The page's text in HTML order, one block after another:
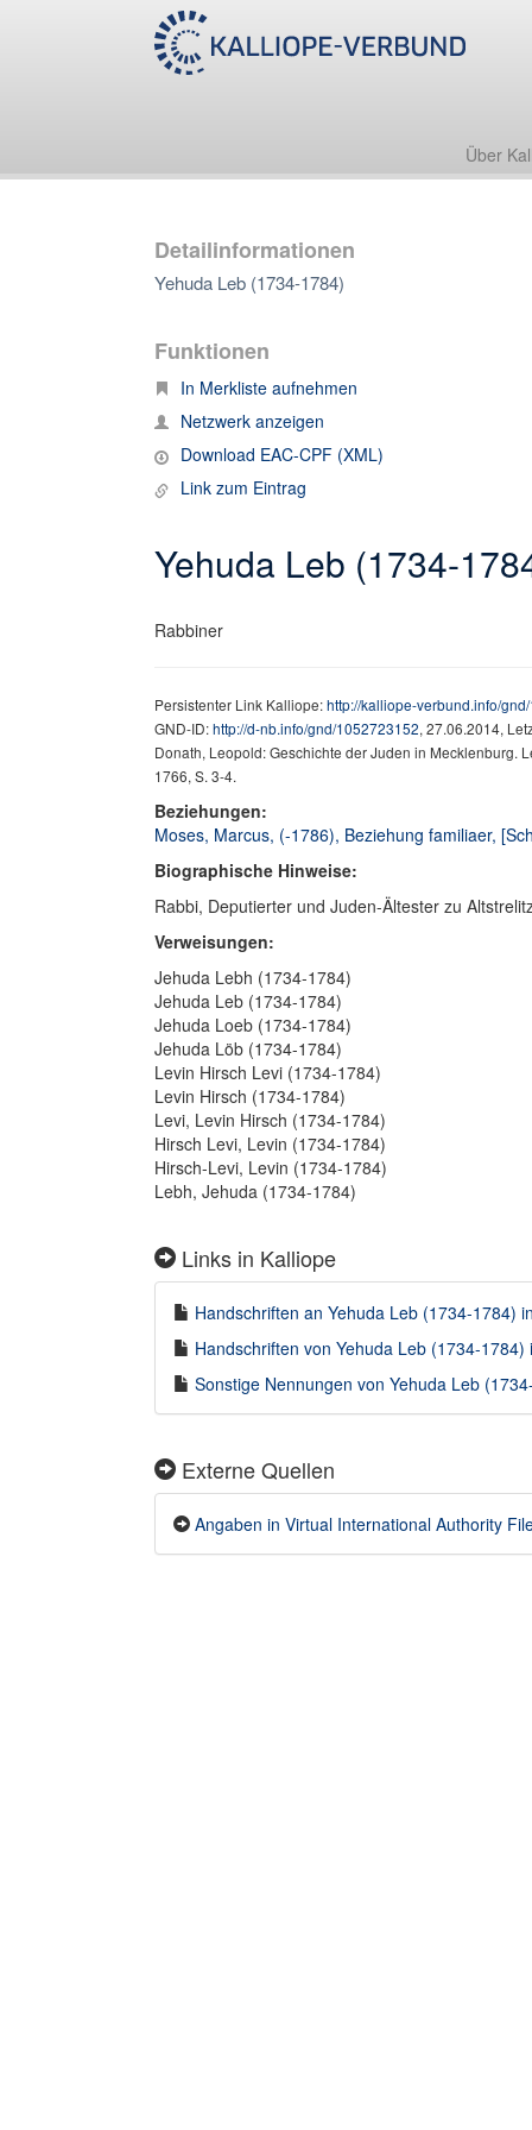
Über
Detailinformationen
Yehuda Leb (1734-1784)
Funktionen
In Merkliste aufnehmen
Netzwerk anzeigen
Download EAC-CPF (XML)
Link zum Eintrag
Yehuda Leb (1734-
Rabbiner
Persistenter Link Kalliope:http://kalliope-verbund.info/
GND-ID:http://d-nb.info/gnd/1052723152, 27.06.2014,
Donath, Leopold: Geschichte der Juden in Mecklenburg.
1766, S. 3-4.
Beziehungen:
Moses, Marcus, (-1786), Beziehung familiaer,
Biographische Hinweise:
Rabbi, Deputierter und Juden-Ältester zu
Verweisungen:
Jehuda Lebh (1734-1784)
Jehuda Leb (1734-1784)
Jehuda Loeb (1734-1784)
Jehuda Löb (1734-1784)
Levin Hirsch Levi (1734-1784)
Levin Hirsch (1734-1784)
Levi, Levin Hirsch (1734-1784)
Hirsch Levi, Levin (1734-1784)
Hirsch-Levi, Levin (1734-1784)
Lebh, Jehuda (1734-1784)
Links in Kalliope
Handschriften an Yehuda Leb (1734-1784)
Handschriften von Yehuda Leb (1734-1784)
Sonstige Nennungen von Yehuda Leb
Externe Quellen
Angaben in Virtual International Authority